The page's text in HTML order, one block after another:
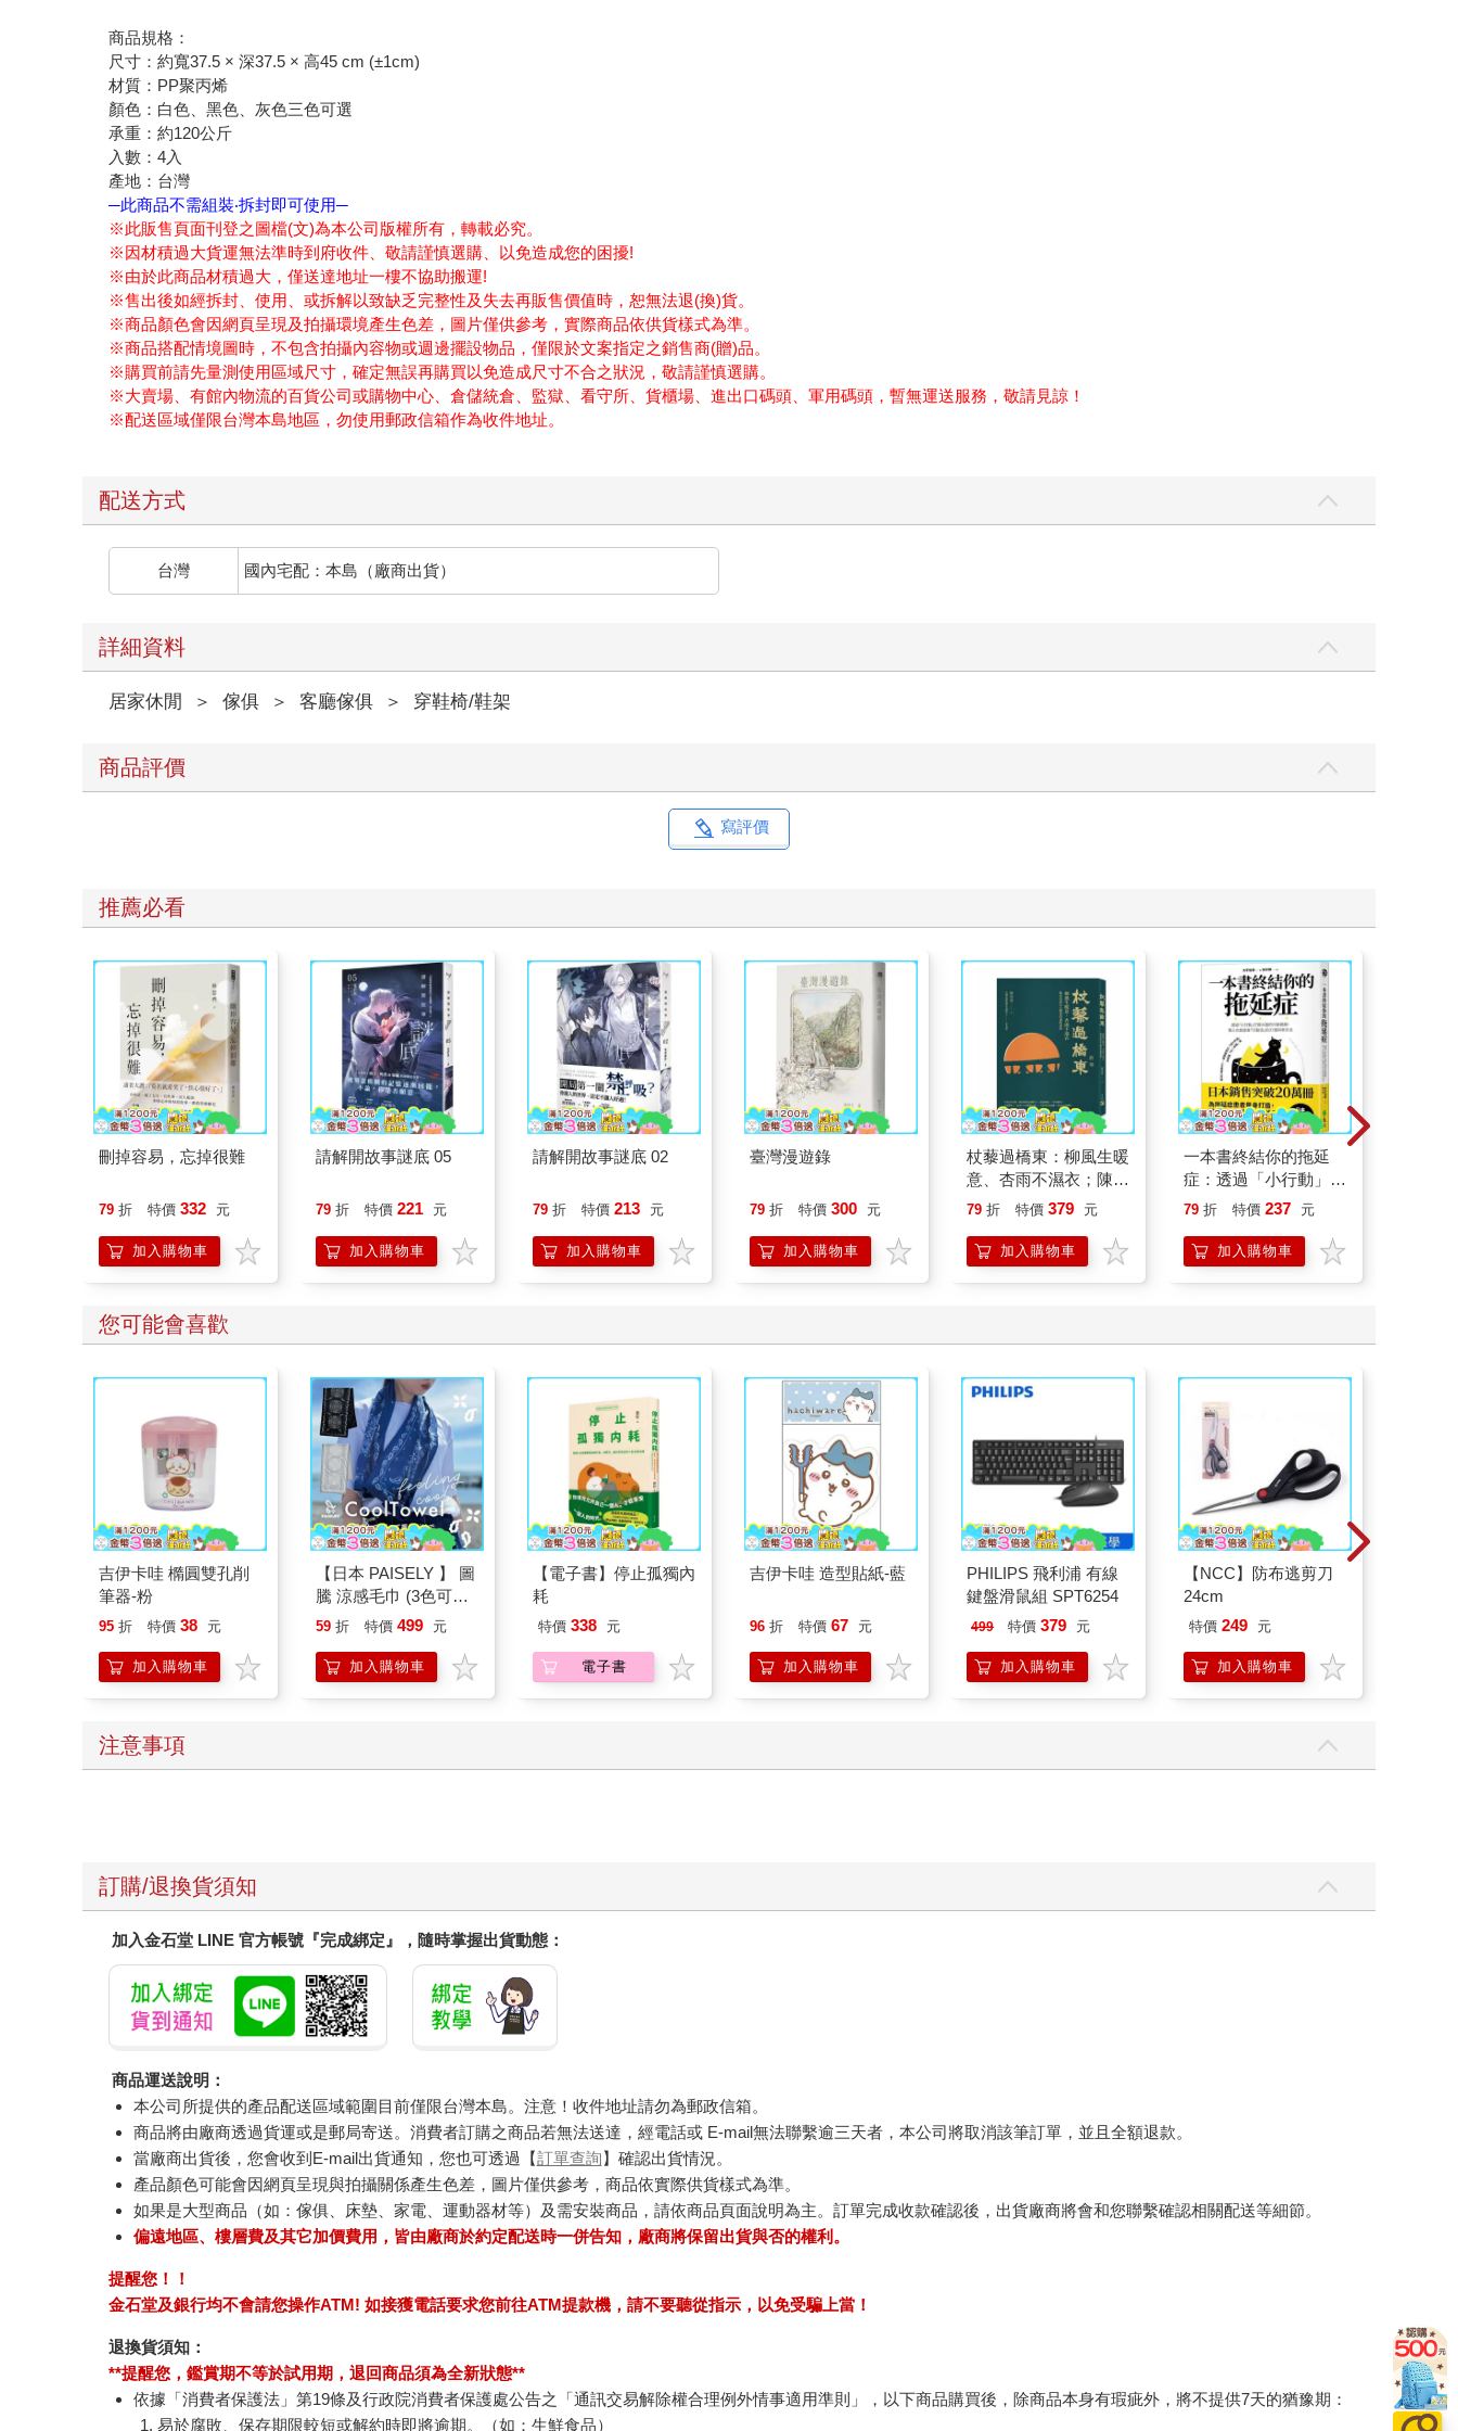
商品規格：
尺寸：約寬37.5 × 深37.5 × 高45 cm (±1cm)
材質：PP聚丙烯
顏色：白色、黑色、灰色三色可選
承重：約120公斤
入數：4入
產地：台灣
─此商品不需組裝‧拆封即可使用─
※此販售頁面刊登之圖檔(文)為本公司版權所有，轉載必究。
※因材積過大貨運無法準時到府收件、敬請謹慎選購、以免造成您的困擾!
※由於此商品材積過大，僅送達地址一樓不協助搬運!
※售出後如經拆封、使用、或拆解以致缺乏完整性及失去再販售價值時，恕無法退(換)貨。
※商品顏色會因網頁呈現及拍攝環境產生色差，圖片僅供參考，實際商品依供貨樣式為準。
※商品搭配情境圖時，不包含拍攝內容物或週邊擺設物品，僅限於文案指定之銷售商(贈)品。
※購買前請先量測使用區域尺寸，確定無誤再購買以免造成尺寸不合之狀況，敬請謹慎選購。
※大賣場、有館內物流的百貨公司或購物中心、倉儲統倉、監獄、看守所、貨櫃場、進出口碼頭、軍用碼頭，暫無運送服務，敬請見諒！
※配送區域僅限台灣本島地區，勿使用郵政信箱作為收件地址。
配送方式
台灣 國內宅配：本島（廠商出貨）
詳細資料
居家休閒 ＞ 傢俱 ＞ 客廳傢俱 ＞ 穿鞋椅/鞋架
商品評價
寫評價
推薦必看
刪掉容易，忘掉很難
79 折 特價 332 元
加入購物車
請解開故事謎底 05
79 折 特價 221 元
加入購物車
請解開故事謎底 02
79 折 特價 213 元
加入購物車
臺灣漫遊錄
79 折 特價 300 元
加入購物車
杖藜過橋東：柳風生暖
意、杏雨不濕衣；陳亮
恭談以心轉境的適齡漫
79 折 特價 379 元
加入購物車
一本書終結你的拖延
症：透過「小行動」打
開大腦的行動開關，懶
的37個科學方法
79 折 特價 237 元
加入購物車
您可能會喜歡
吉伊卡哇 橢圓雙孔削
筆器-粉
95 折 特價 38 元
加入購物車
【日本 PAISELY 】 圖
騰 涼感毛巾 (3色可選)
涼感毛巾 涼感巾 冰涼
毛巾
59 折 特價 499 元
加入購物車
【電子書】停止孤獨內
耗
特價 338 元
電子書
吉伊卡哇 造型貼紙-藍
96 折 特價 67 元
加入購物車
PHILIPS 飛利浦 有線
鍵盤滑鼠組 SPT6254
499 特價 379 元
加入購物車
【NCC】防布逃剪刀
24cm
特價 249 元
加入購物車
注意事項
訂購/退換貨須知
加入金石堂 LINE 官方帳號『完成綁定』，隨時掌握出貨動態：
商品運送說明：
本公司所提供的產品配送區域範圍目前僅限台灣本島。注意！收件地址請勿為郵政信箱。
商品將由廠商透過貨運或是郵局寄送。消費者訂購之商品若無法送達，經電話或 E-mail無法聯繫逾三天者，本公司將取消該筆訂單，並且全額退款。
當廠商出貨後，您會收到E-mail出貨通知，您也可透過【訂單查詢】確認出貨情況。
產品顏色可能會因網頁呈現與拍攝關係產生色差，圖片僅供參考，商品依實際供貨樣式為準。
如果是大型商品（如：傢俱、床墊、家電、運動器材等）及需安裝商品，請依商品頁面說明為主。訂單完成收款確認後，出貨廠商將會和您聯繫確認相關配送等細節。
偏遠地區、樓層費及其它加價費用，皆由廠商於約定配送時一併告知，廠商將保留出貨與否的權利。
提醒您！！
金石堂及銀行均不會請您操作ATM! 如接獲電話要求您前往ATM提款機，請不要聽從指示，以免受騙上當！
退換貨須知：
**提醒您，鑑賞期不等於試用期，退回商品須為全新狀態**
依據「消費者保護法」第19條及行政院消費者保護處公告之「通訊交易解除權合理例外情事適用準則」，以下商品購買後，除商品本身有瑕疵外，將不提供7天的猶豫期：
易於腐敗、保存期限較短或解約時即將逾期。（如：生鮮食品）